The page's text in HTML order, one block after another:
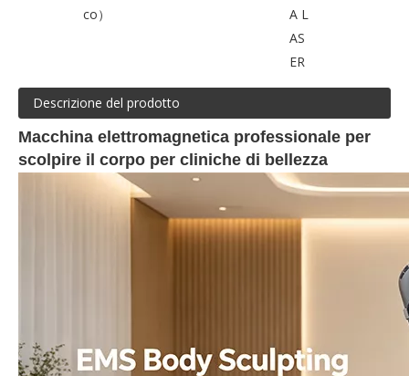
co）
A L
AS
ER
Descrizione del prodotto
Macchina elettromagnetica professionale per
scolpire il corpo per cliniche di bellezza